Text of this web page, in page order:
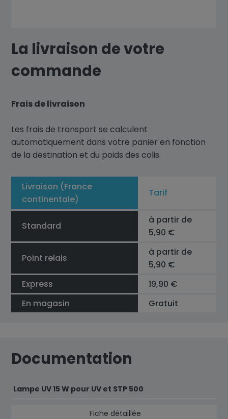
La livraison de votre
commande
Frais de livraison
Les frais de transport se calculent
automatiquement dans votre panier en fonction
de la destination et du poids des colis.
Livraison (France
continentale)
Tarif
Standard
à partir de
5,90 €
Point relais
à partir de
5,90 €
Express
19,90 €
En magasin
Gratuit
Documentation
Lampe UV 15 W pour UV et STP 500
Fiche détaillée